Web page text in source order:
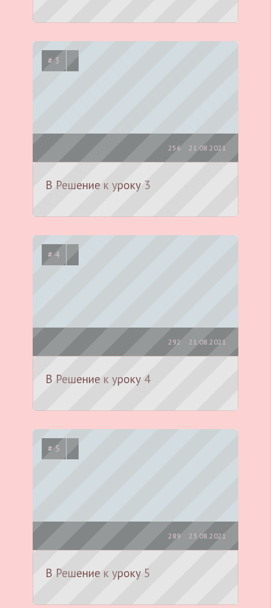
# 3
21.08.2021
256
B Решение к уроку 3
# 4
21.08.2021
292
B Решение к уроку 4
# 5
23.08.2021
289
B Решение к уроку 5